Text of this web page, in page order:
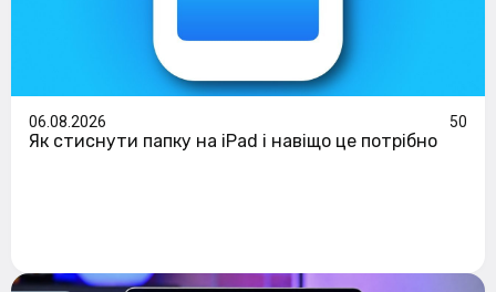
06.08.2026 50
Як стиснути папку на iPad і навіщо це потрібно